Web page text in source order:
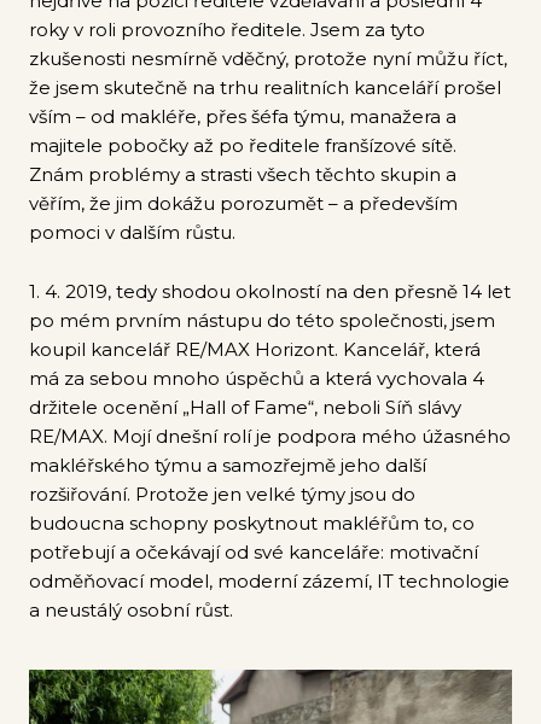
roky v roli provozního ředitele. Jsem za tyto
zkušenosti nesmírně vděčný, protože nyní můžu říct,
že jsem skutečně na trhu realitních kanceláří prošel
vším – od makléře, přes šéfa týmu, manažera a
majitele pobočky až po ředitele franšízové sítě.
Znám problémy a strasti všech těchto skupin a
věřím, že jim dokážu porozumět – a především
pomoci v dalším růstu.
1. 4. 2019, tedy shodou okolností na den přesně 14 let
po mém prvním nástupu do této společnosti, jsem
koupil kancelář RE/MAX Horizont. Kancelář, která
má za sebou mnoho úspěchů a která vychovala 4
držitele ocenění „Hall of Fame“, neboli Síň slávy
RE/MAX. Mojí dnešní rolí je podpora mého úžasného
makléřského týmu a samozřejmě jeho další
rozšiřování. Protože jen velké týmy jsou do
budoucna schopny poskytnout makléřům to, co
potřebují a očekávají od své kanceláře: motivační
odměňovací model, moderní zázemí, IT technologie
a neustálý osobní růst.